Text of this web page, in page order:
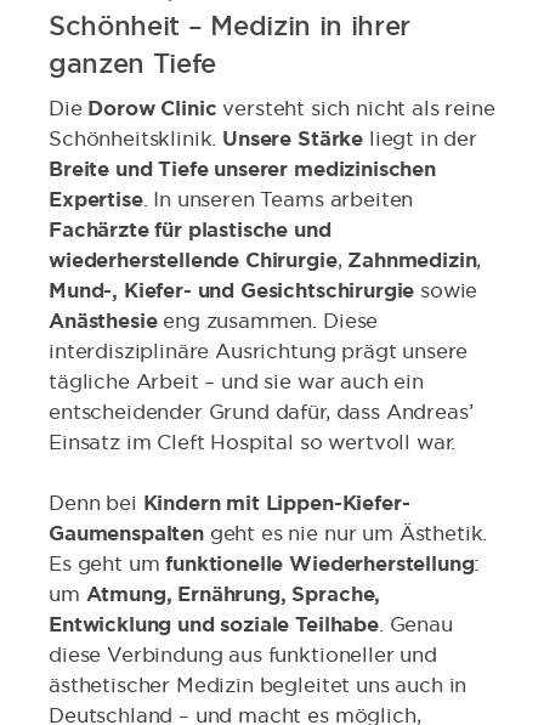
Schönheit – Medizin in ihrer
ganzen Tiefe
Die Dorow Clinic versteht sich nicht als reine
Schönheitsklinik. Unsere Stärke liegt in der
Breite und Tiefe unserer medizinischen
Expertise. In unseren Teams arbeiten
Fachärzte für plastische und
wiederherstellende Chirurgie, Zahnmedizin,
Mund-, Kiefer- und Gesichtschirurgie sowie
Anästhesieeng zusammen. Diese
interdisziplinäre Ausrichtung prägt unsere
tägliche Arbeit – und sie war auch ein
entscheidender Grund dafür, dass Andreas’
Einsatz im Cleft Hospital so wertvoll war.
Denn bei Kindern mit Lippen-Kiefer-
Gaumenspaltengeht es nie nur um Ästhetik.
Es geht umfunktionelle Wiederherstellung:
um Atmung, Ernährung, Sprache,
Entwicklung und soziale Teilhabe. Genau
diese Verbindung aus funktioneller und
ästhetischer Medizin begleitet uns auch in
Deutschland – und macht es möglich,